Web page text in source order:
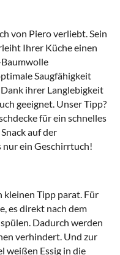
von Piero verliebt. Sein
Ihrer Küche einen
Saugfähigkeit
ihrer Langlebigkeit
geeignet. Unser Tipp?
für ein schnelles
auf der
nur ein Geschirrtuch!
kleinen Tipp parat. Für
es direkt nach dem
Dadurch werden
verhindert. Und zur
weißen Essig in die